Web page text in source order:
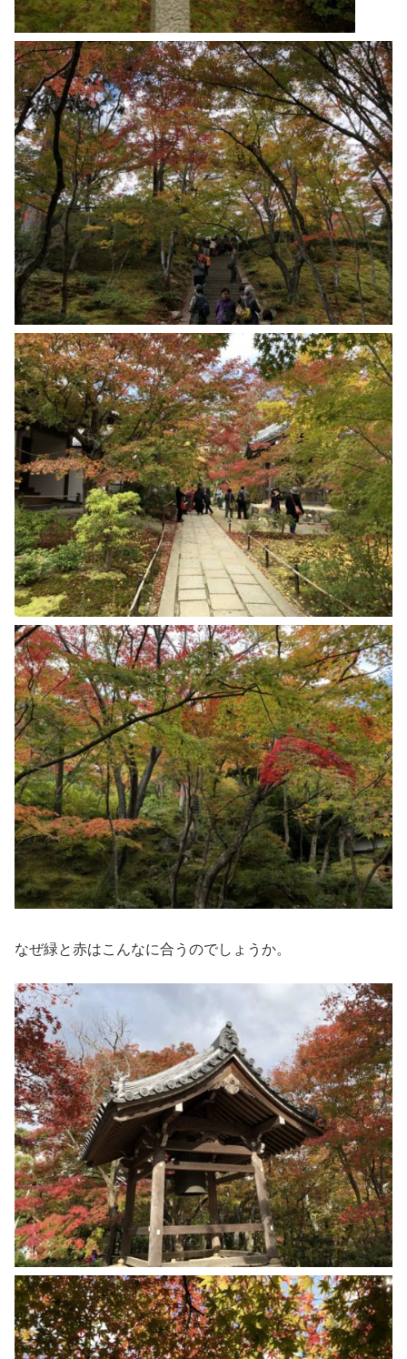
なぜ緑と赤はこんなに合うのでしょうか。